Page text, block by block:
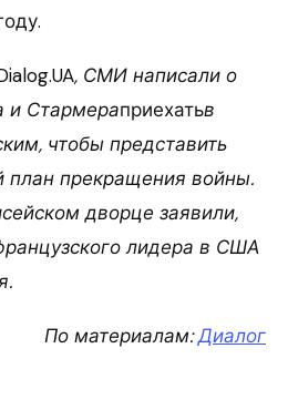
, СМИ написали о
и Стармераприехатьв
чтобы представить
план прекращения войны.
дворце заявили,
лидера в США
По материалам:Диалог